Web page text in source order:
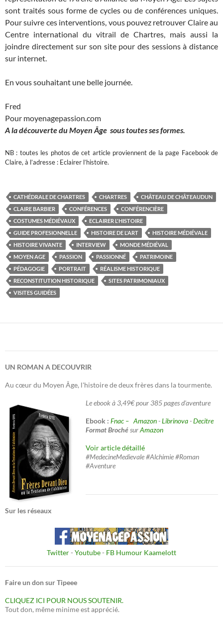
sont traités sous forme de cycles ou de conférences uniques.
Pour suivre ces interventions, vous pouvez retrouver Claire au
Centre international du vitrail de Chartres, mais aussi la
joindre directement sur son site pour des sessions à distance
sur internet.
En vous souhaitant une belle journée.
Fred
Pour moyenagepassion.com
A la découverte du Moyen Âge sous toutes ses formes.
NB : toutes les photos de cet article proviennent de la page Facebook de
Claire, à l’adresse : Eclairer l’histoire.
CATHÉDRALE DE CHARTRES CHARTRES
CHÂTEAU DE CHÂTEAUDUN
CLAIRE BARBIER
CONFÉRENCES
CONFÉRENCIÈRE
COSTUMES MÉDIÉVAUX
ECLAIRER L'HISTOIRE
GUIDE PROFESIONNELLE
HISTOIRE DE L'ART
HISTOIRE MÉDIÉVALE
HISTOIRE VIVANTE
INTERVIEW
MONDE MÉDIÉVAL
MOYEN AGE
PASSION PASSIONNÉ
PATRIMOINE
PÉDAGOGIE
PORTRAIT
RÉALISME HISTORIQUE
RECONSTITUTION HISTORIQUE
SITES PATRIMONIAUX
VISITES GUIDÉES
UN ROMAN A DECOUVRIR
Au cœur du Moyen Âge, l'histoire de deux frères dans la tourmente.
Le ebook à 3,49€ pour 385 pages d'aventure
Ebook : Fnac – Amazon-Librinova-Decitre
Format BrochésurAmazon
Voir article détaillé
#MedecineMedievale #Alchimie #Roman
#Aventure
Sur les réseaux
Twitter- Youtube- FB Humour Kaamelott
Faire un don sur Tipeee
CLIQUEZ ICI POUR NOUS SOUTENIR.
Tout don, même minime est apprécié.